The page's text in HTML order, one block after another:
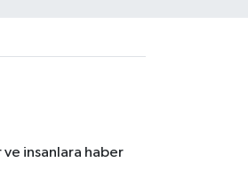
insanlara haber